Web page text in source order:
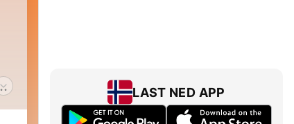
Māori-folket kæmpede for at beskytte
LAST NED APP